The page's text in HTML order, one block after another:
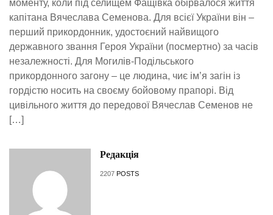
моменту, коли під селищем Фащівка обірвалося життя
капітана Вячеслава Семенова. Для всієї України він –
перший прикордонник, удостоєний найвищого
державного звання Героя України (посмертно) за часів
незалежності. Для Могилів-Подільського
прикордонного загону – це людина, чиє ім’я загін із
гордістю носить на своєму бойовому прапорі. Від
цивільного життя до передової Вячеслав Семенов не
[…]
Редакція
2207 POSTS